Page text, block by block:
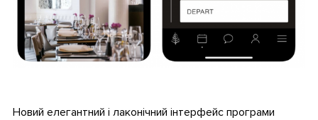
Новий елегантний і лаконічний інтерфейс програми